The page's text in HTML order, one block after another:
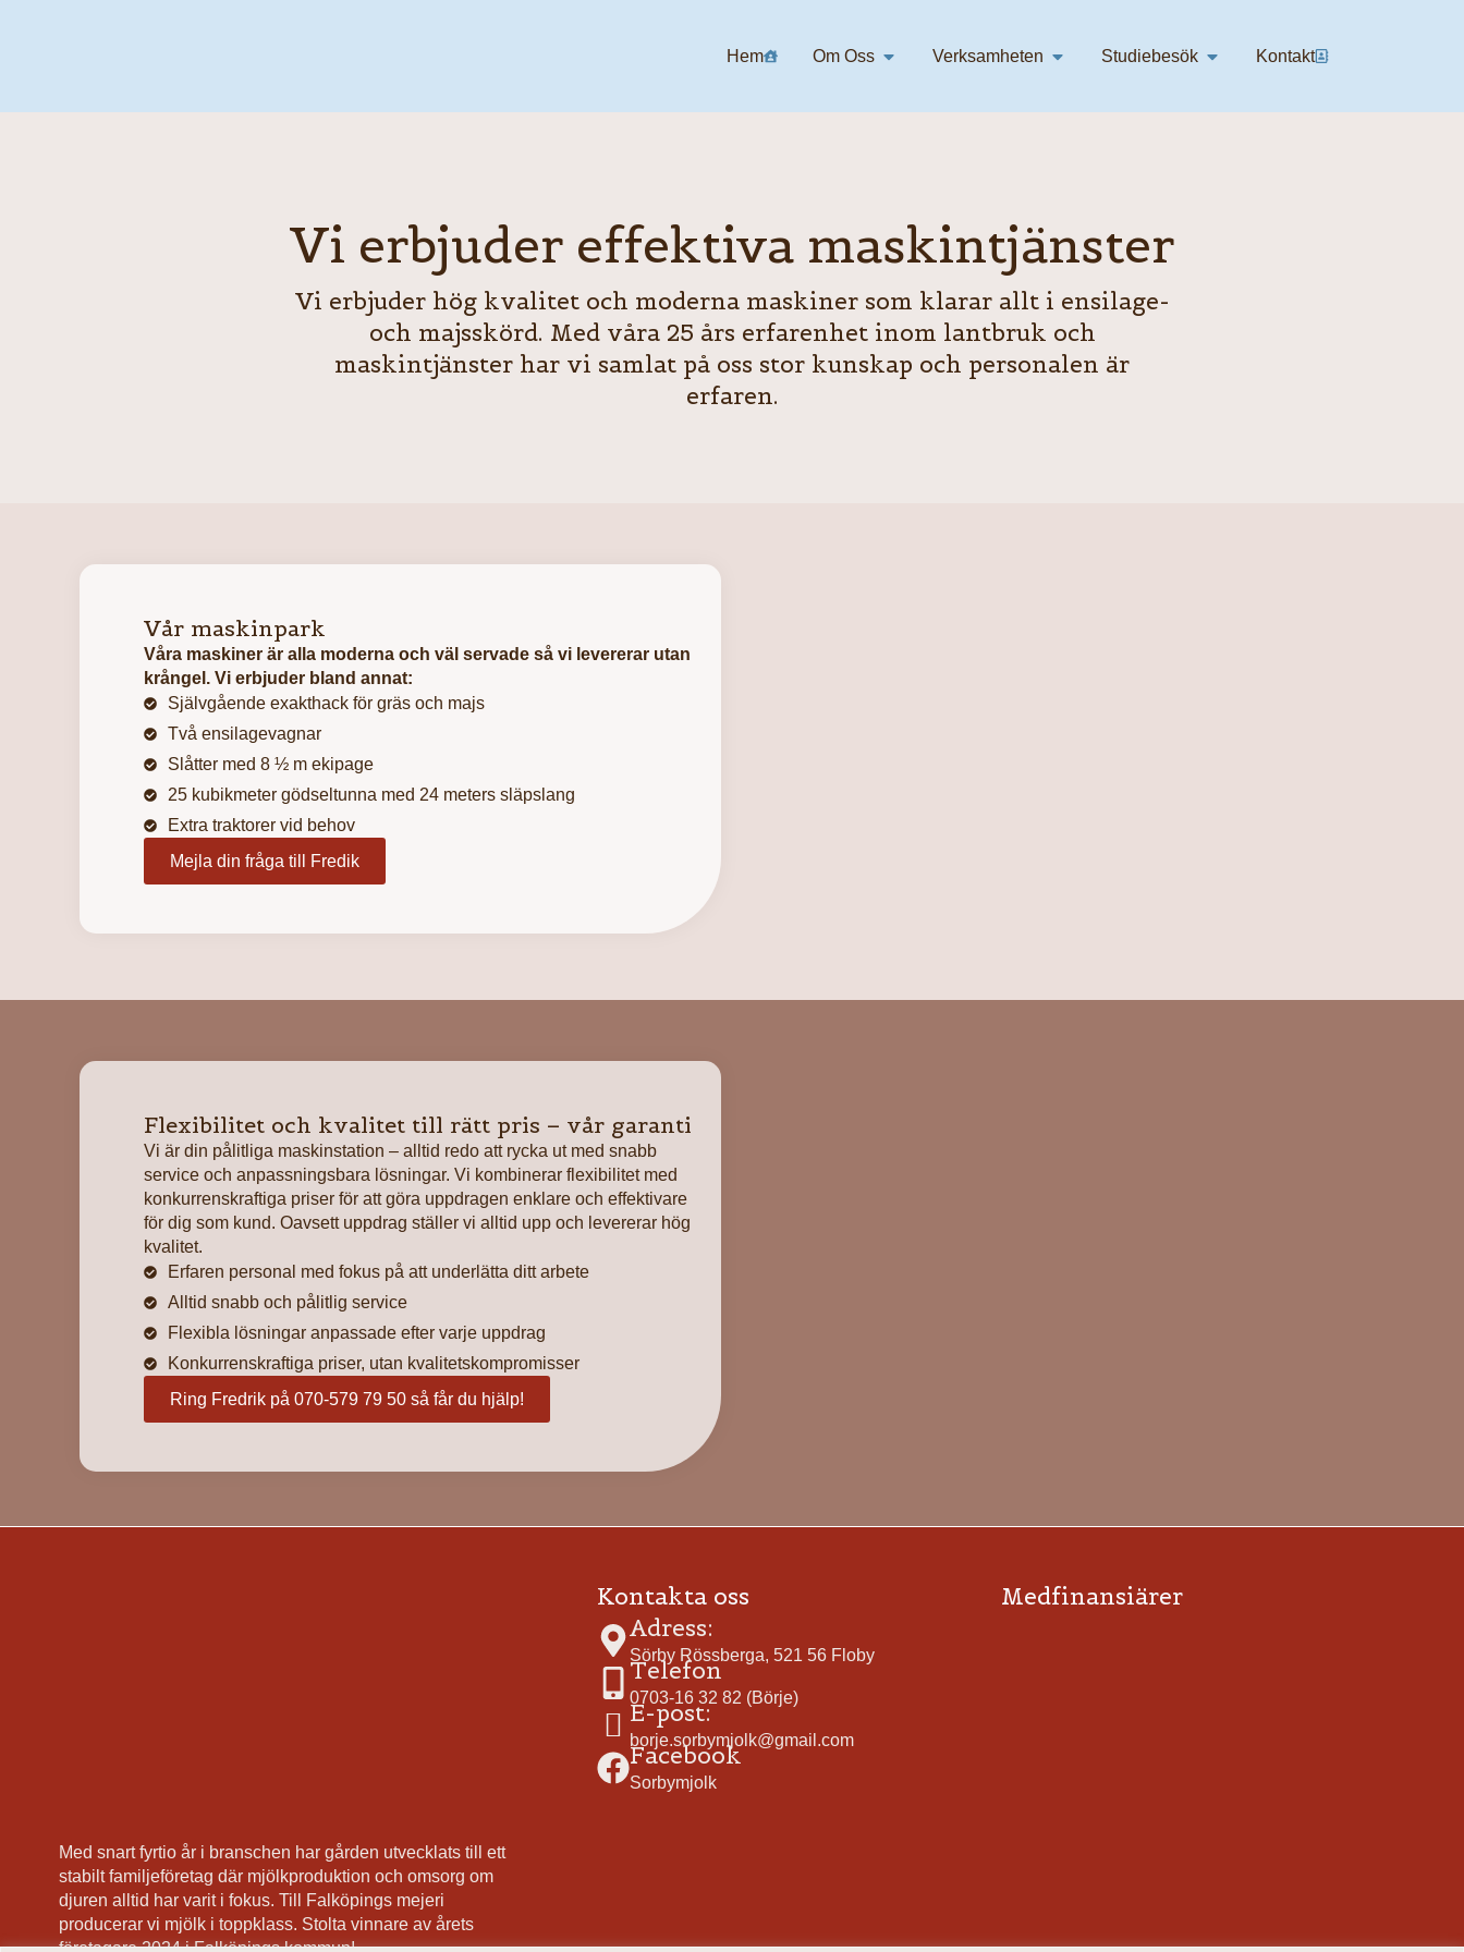
Hem Om Oss Öppna Om oss
Verksamheten Öppna Verksamheten
Studiebesök Öppna Studiebesök
Kontakt
Vi erbjuder effektiva maskintjänster
Vi erbjuder hög kvalitet och moderna maskiner som klarar allt i ensilage-
och majsskörd. Med våra 25 års erfarenhet inom lantbruk och
maskintjänster har vi samlat på oss stor kunskap och personalen är
erfaren.
Vår maskinpark
Våra maskiner är alla moderna och väl servade så vi levererar utan
krångel. Vi erbjuder bland annat:
Självgående exakthack för gräs och majs
Två ensilagevagnar
Slåtter med 8 ½ m ekipage
25 kubikmeter gödseltunna med 24 meters släpslang
Extra traktorer vid behov
Mejla din fråga till Fredik
Flexibilitet och kvalitet till rätt pris – vår garanti
Vi är din pålitliga maskinstation – alltid redo att rycka ut med snabb
service och anpassningsbara lösningar. Vi kombinerar flexibilitet med
konkurrenskraftiga priser för att göra uppdragen enklare och effektivare
för dig som kund. Oavsett uppdrag ställer vi alltid upp och levererar hög
kvalitet.
Erfaren personal med fokus på att underlätta ditt arbete
Alltid snabb och pålitlig service
Flexibla lösningar anpassade efter varje uppdrag
Konkurrenskraftiga priser, utan kvalitetskompromisser
Ring Fredrik på 070-579 79 50 så får du hjälp!
Med snart fyrtio år i branschen har gården utvecklats till ett
stabilt familjeföretag där mjölkproduktion och omsorg om
djuren alltid har varit i fokus. Till Falköpings mejeri
producerar vi mjölk i toppklass. Stolta vinnare av årets
företagare 2024 i Falköpings kommun!
Kontakta oss
Adress:
Sörby Rössberga, 521 56 Floby
Telefon
0703-16 32 82 (Börje)
E-post:
borje.sorbymjolk@gmail.com
Facebook
Sorbymjolk
Medfinansiärer